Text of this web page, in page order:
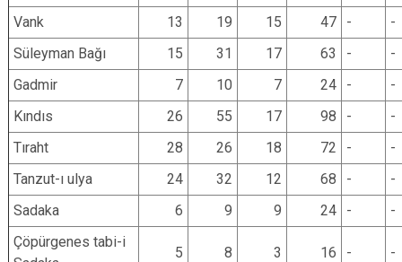
Vank
13 19 15 47 -
-
Süleyman Bağı
15 31 17 63 -
-
Gadmir
7 10 7 24 -
-
Kındıs
26 55 17 98 -
-
Tıraht
28 26 18 72 -
-
Tanzut-ı ulya
24 32 12 68 -
-
Sadaka
6 9 9 24 -
-
Çöpürgenes tabi-i
5 8 3 16 - -